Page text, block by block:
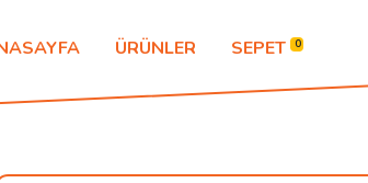
ÜRÜNLER SEPET 0